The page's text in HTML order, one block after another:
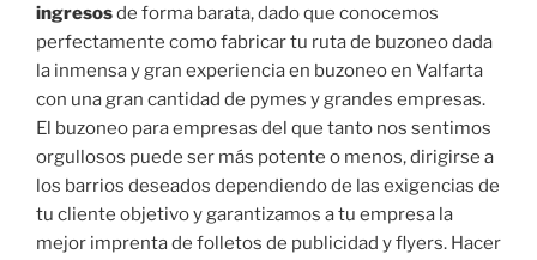
ingresosde forma barata, dado que conocemos
perfectamente como fabricar tu ruta de buzoneo dada
la inmensa y gran experiencia en buzoneo en Valfarta
con una gran cantidad de pymes y grandes empresas.
El buzoneo para empresas del que tanto nos sentimos
orgullosos puede ser más potente o menos, dirigirse a
los barrios deseados dependiendo de las exigencias de
tu cliente objetivo y garantizamos a tu empresa la
mejor imprenta de folletos de publicidad y flyers. Hacer